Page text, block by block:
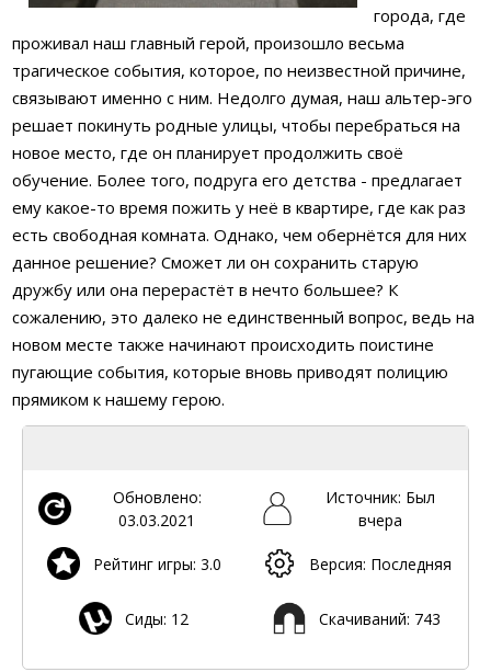
города, где
проживал наш главный герой, произошло весьма
трагическое события, которое, по неизвестной причине,
связывают именно с ним. Недолго думая, наш альтер-эго
решает покинуть родные улицы, чтобы перебраться на
новое место, где он планирует продолжить своё
обучение. Более того, подруга его детства - предлагает
ему какое-то время пожить у неё в квартире, где как раз
есть свободная комната. Однако, чем обернётся для них
данное решение? Сможет ли он сохранить старую
дружбу или она перерастёт в нечто большее? К
сожалению, это далеко не единственный вопрос, ведь на
новом месте также начинают происходить поистине
пугающие события, которые вновь приводят полицию
прямиком к нашему герою.
Обновлено:
03.03.2021
Источник: Был
вчера
Рейтинг игры: 3.0 Версия: Последняя
Сиды: 12 Скачиваний: 743